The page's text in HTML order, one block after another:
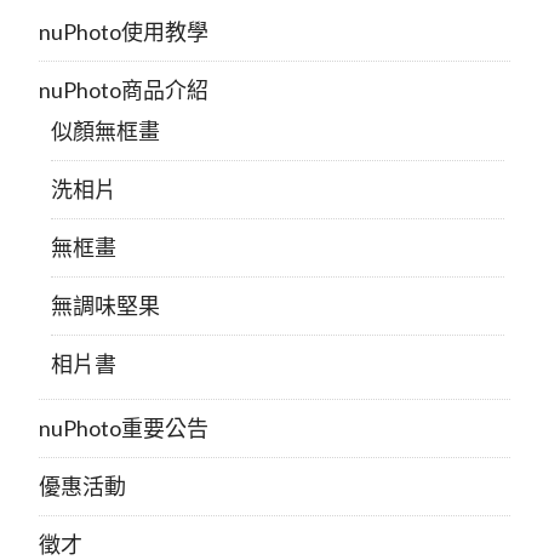
nuPhoto使用教學
nuPhoto商品介紹
似顏無框畫
洗相片
無框畫
無調味堅果
相片書
nuPhoto重要公告
優惠活動
徵才